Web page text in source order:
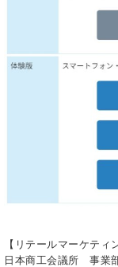
【リテールマーケティ
日本商工会議所 事業